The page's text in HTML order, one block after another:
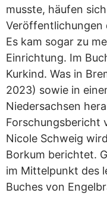
musste, häufen
Veröffentlichungen
Es kam sogar zu
Einrichtung. Im
Kurkind. Was in
2023) sowie in
Niedersachsen
Forschungsbericht
Nicole Schweig
Borkum berichtet.
im Mittelpunkt des
Buches von